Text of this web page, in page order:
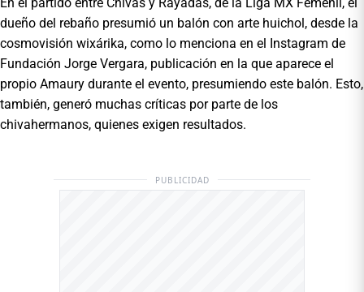
dueño del rebaño presumió un balón con arte huichol, desde la
cosmovisión wixárika, como lo menciona en el Instagram de
Fundación Jorge Vergara, publicación en la que aparece el
propio Amaury durante el evento, presumiendo este balón. Esto,
también, generó muchas críticas por parte de los
chivahermanos, quienes exigen resultados.
PUBLICIDAD